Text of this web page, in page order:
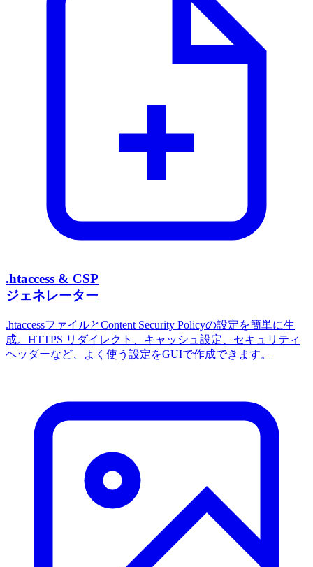
.htaccess & CSP
ジェネレーター
.htaccessファイルとContent Security Policyの設定を簡単に生
成。HTTPS リダイレクト、キャッシュ設定、セキュリティ
ヘッダーなど、よく使う設定をGUIで作成できます。